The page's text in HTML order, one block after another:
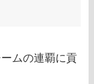
ムの連覇に貢